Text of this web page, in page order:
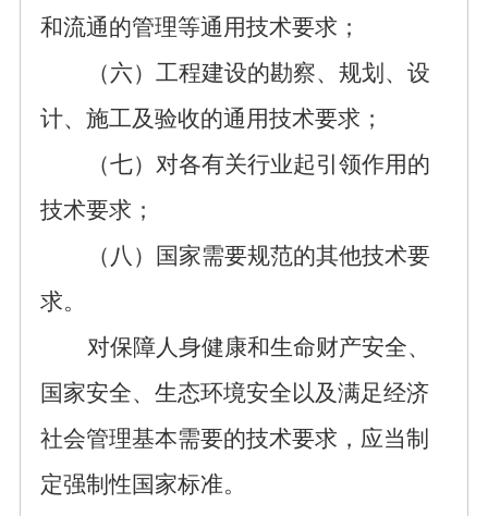
和流通的管理等通用技术要求；
（六）工程建设的勘察、规划、设
计、施工及验收的通用技术要求；
（七）对各有关行业起引领作用的
技术要求；
（八）国家需要规范的其他技术要
求。
对保障人身健康和生命财产安全、
国家安全、生态环境安全以及满足经济
社会管理基本需要的技术要求 ， 应当制
定强制性国家标准。